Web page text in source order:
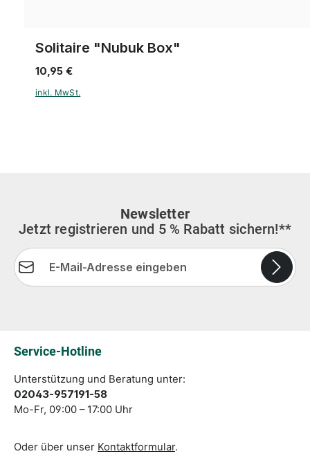
Solitaire "Nubuk Box"
10,95 €
inkl. MwSt.
Newsletter
Jetzt registrieren und 5 % Rabatt sichern!**
E-Mail-Adresse*
Service-Hotline
Unterstützung und Beratung unter:
02043-957191-58
Mo-Fr, 09:00 – 17:00 Uhr
Oder über unser Kontaktformular.